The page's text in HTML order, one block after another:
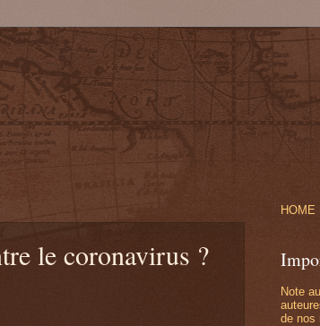
le coronavirus ?
HOME
Note
de nos